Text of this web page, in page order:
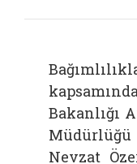
Bakanlığı
Nevzat